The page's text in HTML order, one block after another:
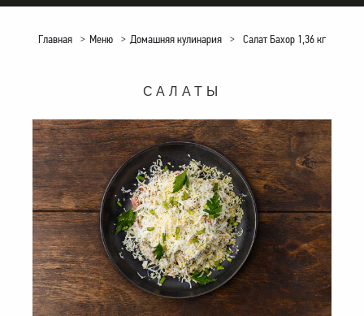
Главная > Меню > Домашняя кулинария > Салат Бахор 1,36 кг
САЛАТЫ